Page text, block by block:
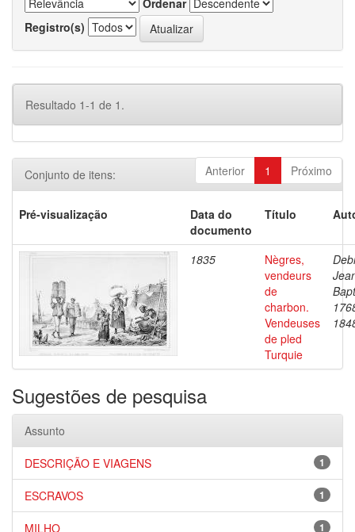
Ordenar
Registro(s)
Resultado 1-1 de 1.
Anterior 1 Próximo
Conjunto de itens:
Pré-visualização
Data do
documento
Título
1835
Nègres,
vendeurs
de
charbon.
Vendeuses
de pled
Turquie
Sugestões de pesquisa
Assunto
1
DESCRIÇÃO E VIAGENS
1
ESCRAVOS
1
MILHO